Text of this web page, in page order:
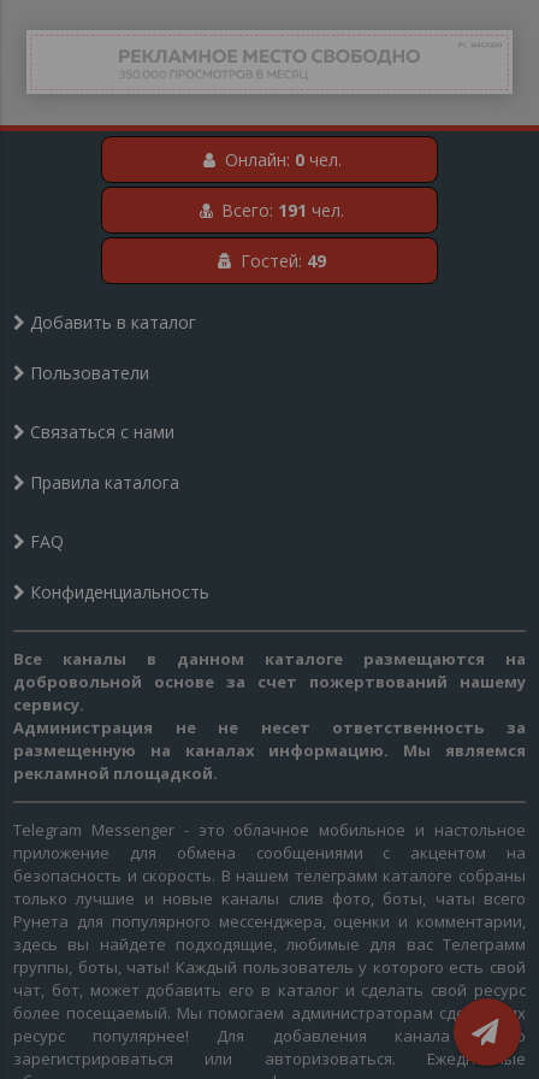
Онлайн: 0чел.
Всего: 191 чел.
Гостей: 49
Добавить в каталог
Пользователи
Связаться с нами
Правила каталога
FAQ
Конфиденциальность
Все каналы в данном каталоге размещаются на
добровольной основе за счет пожертвований нашему
сервису.
Администрация не не несет ответственность за
размещенную на каналах информацию. Мы являемся
рекламной площадкой.
Telegram Messenger - это облачное мобильное и настольное
приложение для обмена сообщениями с акцентом на
безопасность и скорость. В нашем телеграмм каталоге собраны
только лучшие и новые каналы слив фото, боты, чаты всего
Рунета для популярного мессенджера, оценки и комментарии,
здесь вы найдете подходящие, любимые для вас Телеграмм
группы, боты, чаты! Каждый пользователь у которого есть свой
чат, бот, может добавить его в каталог и сделать свой ресурс
более посещаемый. Мы помогаем администраторам сделать их
ресурс популярнее! Для добавления канала нужно
зарегистрироваться или авторизоваться. Ежедневные